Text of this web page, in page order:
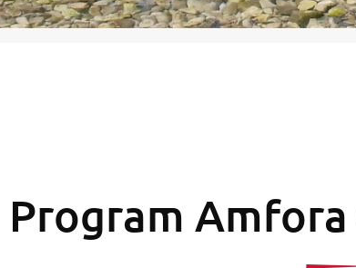
Program Amfora